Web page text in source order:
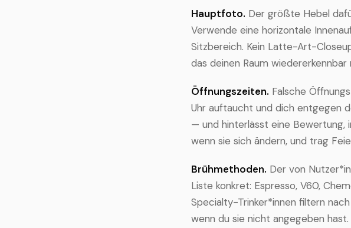
Hauptfoto. Der größte Hebel
Verwende eine horizontale
Sitzbereich. Kein Latte-Art-
das deinen Raum wiedererkennbar
Öffnungszeiten. Falsche
Uhr auftaucht und dich entgegen
— und hinterlässt eine Bewertung,
wenn sie sich ändern, und trag
Brühmethoden. Der von
Liste konkret: Espresso, V60,
Specialty-Trinker*innen filtern
wenn du sie nicht angegeben hast.